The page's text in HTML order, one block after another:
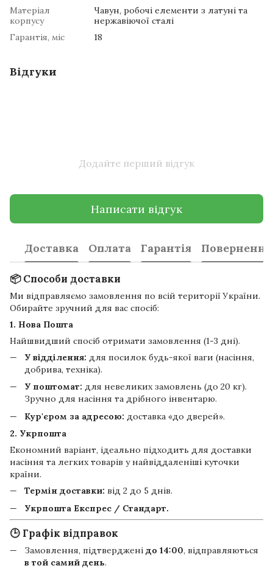
Матеріал
корпусу
Чавун, робочі елементи з латуні та
нержавіючої сталі
Гарантія, міс
18
Відгуки
Додайте перший відгук
Написати відгук
Доставка Оплата Гарантія Повернення
📦 Способи доставки
Ми відправляємо замовлення по всій території України.
Обирайте зручний для вас спосіб:
1. Нова Пошта
Найшвидший спосіб отримати замовлення (1-3 дні).
У відділення: для посилок будь-якої ваги (насіння,
добрива, техніка).
У поштомат: для невеликих замовлень (до 20 кг).
Зручно для насіння та дрібного інвентарю.
Кур'єром за адресою: доставка «до дверей».
2. Укрпошта
Економний варіант, ідеально підходить для доставки
насіння та легких товарів у найвіддаленіші куточки
країни.
Термін доставки: від 2 до 5 днів.
Укрпошта Експрес / Стандарт.
🕒 Графік відправок
Замовлення, підтверджені до 14:00, відправляються
в той самий день.